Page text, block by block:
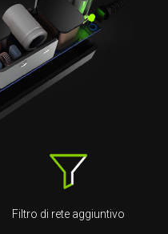
Filtro di rete aggiuntivo